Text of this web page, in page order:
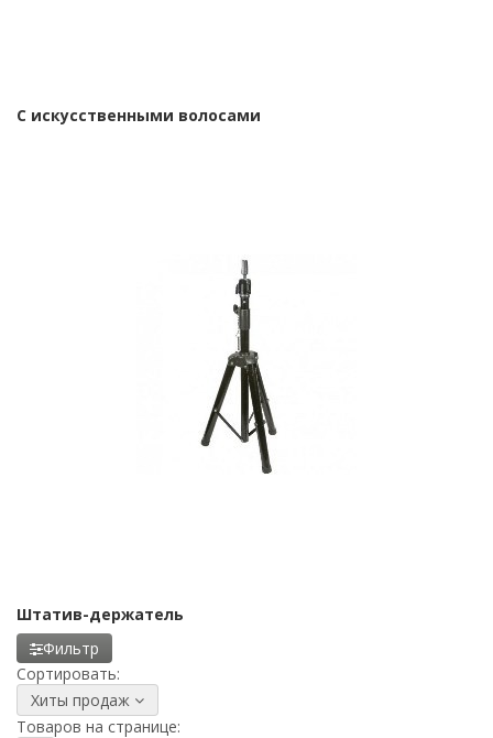
С искусственными волосами
Штатив-держатель
Фильтр
Сортировать:
Хиты продаж
Товаров на странице: